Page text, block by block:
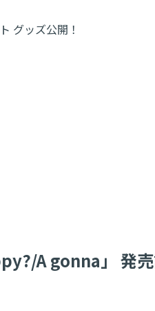
グッズ公開！
A gonna」 発売